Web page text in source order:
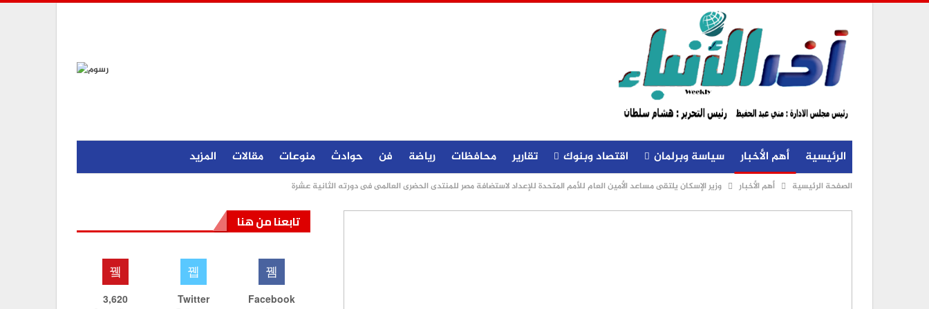
الرئيسية أهم الأخبار سياسة وبرلمان اقتصاد وبنوك تقارير محافظات رياضة فن حوادث منوعات مقالات المزيد
الصفحة الرئيسية أهم الأخبار وزير الإسكان يلتقى مساعد الأمين العام للأمم المتحدة للإعداد لاستضافة مصر للمنتدى الحضرى العالمى فى دورته الثانية عشرة
تابعنا من هنا
Facebook
Twitter
3,620